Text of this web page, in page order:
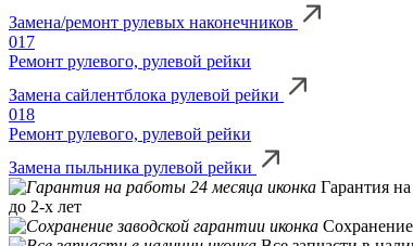
Замена/ремонт рулевых наконечников
017
Ремонт рулевого, рулевой рейки
Замена сайлентблока рулевой рейки
018
Ремонт рулевого, рулевой рейки
Замена пыльника рулевой рейки
Гарантия
до 2-х лет